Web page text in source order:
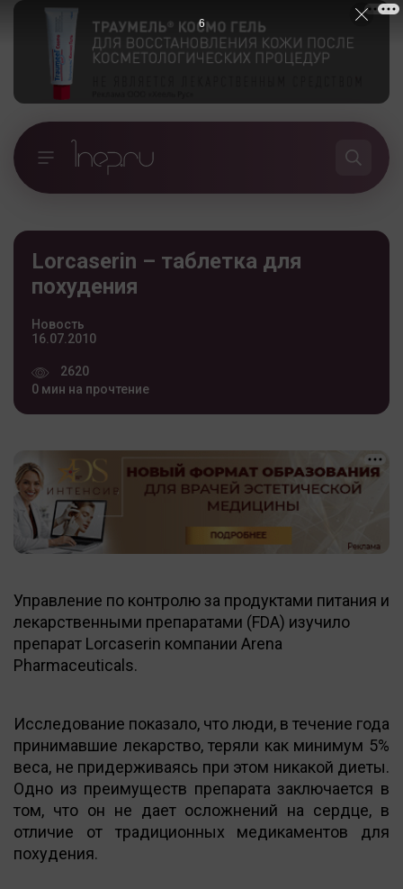
Lorcaserin – таблетка для
похудения
Новость
16.07.2010
2620
0 мин на прочтение
Управление по контролю за продуктами питания и
лекарственными препаратами (FDA) изучило
препарат Lorcaserin компании Arena
Pharmaceuticals.
Исследование показало, что люди, в течение года
принимавшие лекарство, теряли как минимум 5%
веса, не придерживаясь при этом никакой диеты.
Одно из преимуществ препарата заключается в
том, что он не дает осложнений на сердце, в
отличие от традиционных медикаментов для
похудения.
5